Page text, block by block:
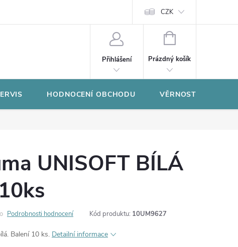
CZK
Přihlášení
NÁKUPNÍ
Prázdný košík
HODNOCENÍ OBCHODU VĚRNOSTNÍ
UNISOFT BÍLÁ
Podrobnosti hodnocení Kód produktu: 10UM9627
Balení 10 ks. Detailní informace